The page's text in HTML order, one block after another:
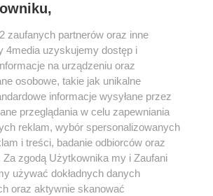
rzeszow-info.pljest:
MEDIÓW NIEZALEŻNYCH LIBERTAS
10, 35-002 Rzeszów
zaufanych partnerów oraz inne
4media uzyskujemy dostęp i
na urządzeniu oraz
osobowe, takie jak unikalne
informacje wysyłane przez
przeglądania w celu zapewniania
reklam, wybór spersonalizowanych
i treści, badanie odbiorców oraz
Za zgodą Użytkownika my i Zaufani
używać dokładnych danych
oraz aktywnie skanować